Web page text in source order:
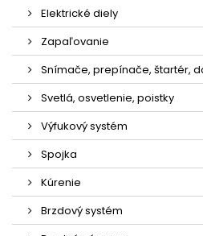
Elektrické diely
Zapaľovanie
Snímače, prepínače, štartér,
Svetlá, osvetlenie, poistky
Výfukový systém
Spojka
Kúrenie
Brzdový systém